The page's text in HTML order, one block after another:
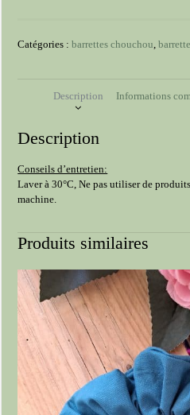
mauve
Catégories :barrettes chouchou,
Description Informations
Description
Conseils d’entretien:
Laver à 30°C, Ne pas utiliser de
machine.
Produits similaires